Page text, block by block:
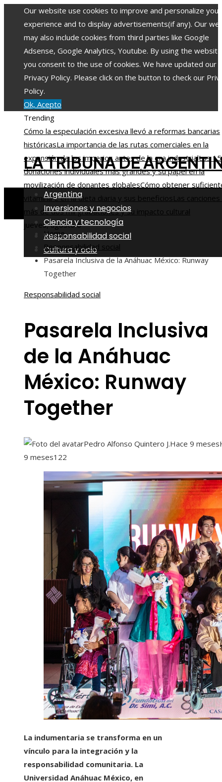
Our website use cookies to improve and personalize your
experience and to display advertisements(if any). Our
may also include cookies from third parties like Google
Adsense, Google Analytics, Youtube. By using the
you consent to the use of cookies. We have updated our
Privacy Policy. Please click on the button to check our
Policy.
Ok, Acepto
Trending
Cómo la especulación excesiva llevó a reformas bancarias
históricasLa importancia de las rutas comerciales en la
expansión de los imperios antes de la era industrialLas 15
donaciones individuales más grandes y su papel en la
movilización de donantes globalesCómo obtener
vitamina C en la dieta diaria y sus beneficiosLas
más de dos mil grabaciones y su impacto cultural
jueves, agosto 6
LA TRIBUNA DE
Argentina
Inversiones y negocios
Ciencia y tecnología
Responsabilidad social
Cultura y ocio
Home
Responsabilidad social
Pasarela Inclusiva de la Anáhuac México: Runway
Together
Responsabilidad social
Pasarela Inclusiva
de la Anáhuac
México: Runway
Together
Pedro Alfonso Quintero J.Hace 9 meses
9 meses122
La indumentaria se transforma en un
vínculo para la integración y la
responsabilidad comunitaria. La
Universidad Anáhuac México, en